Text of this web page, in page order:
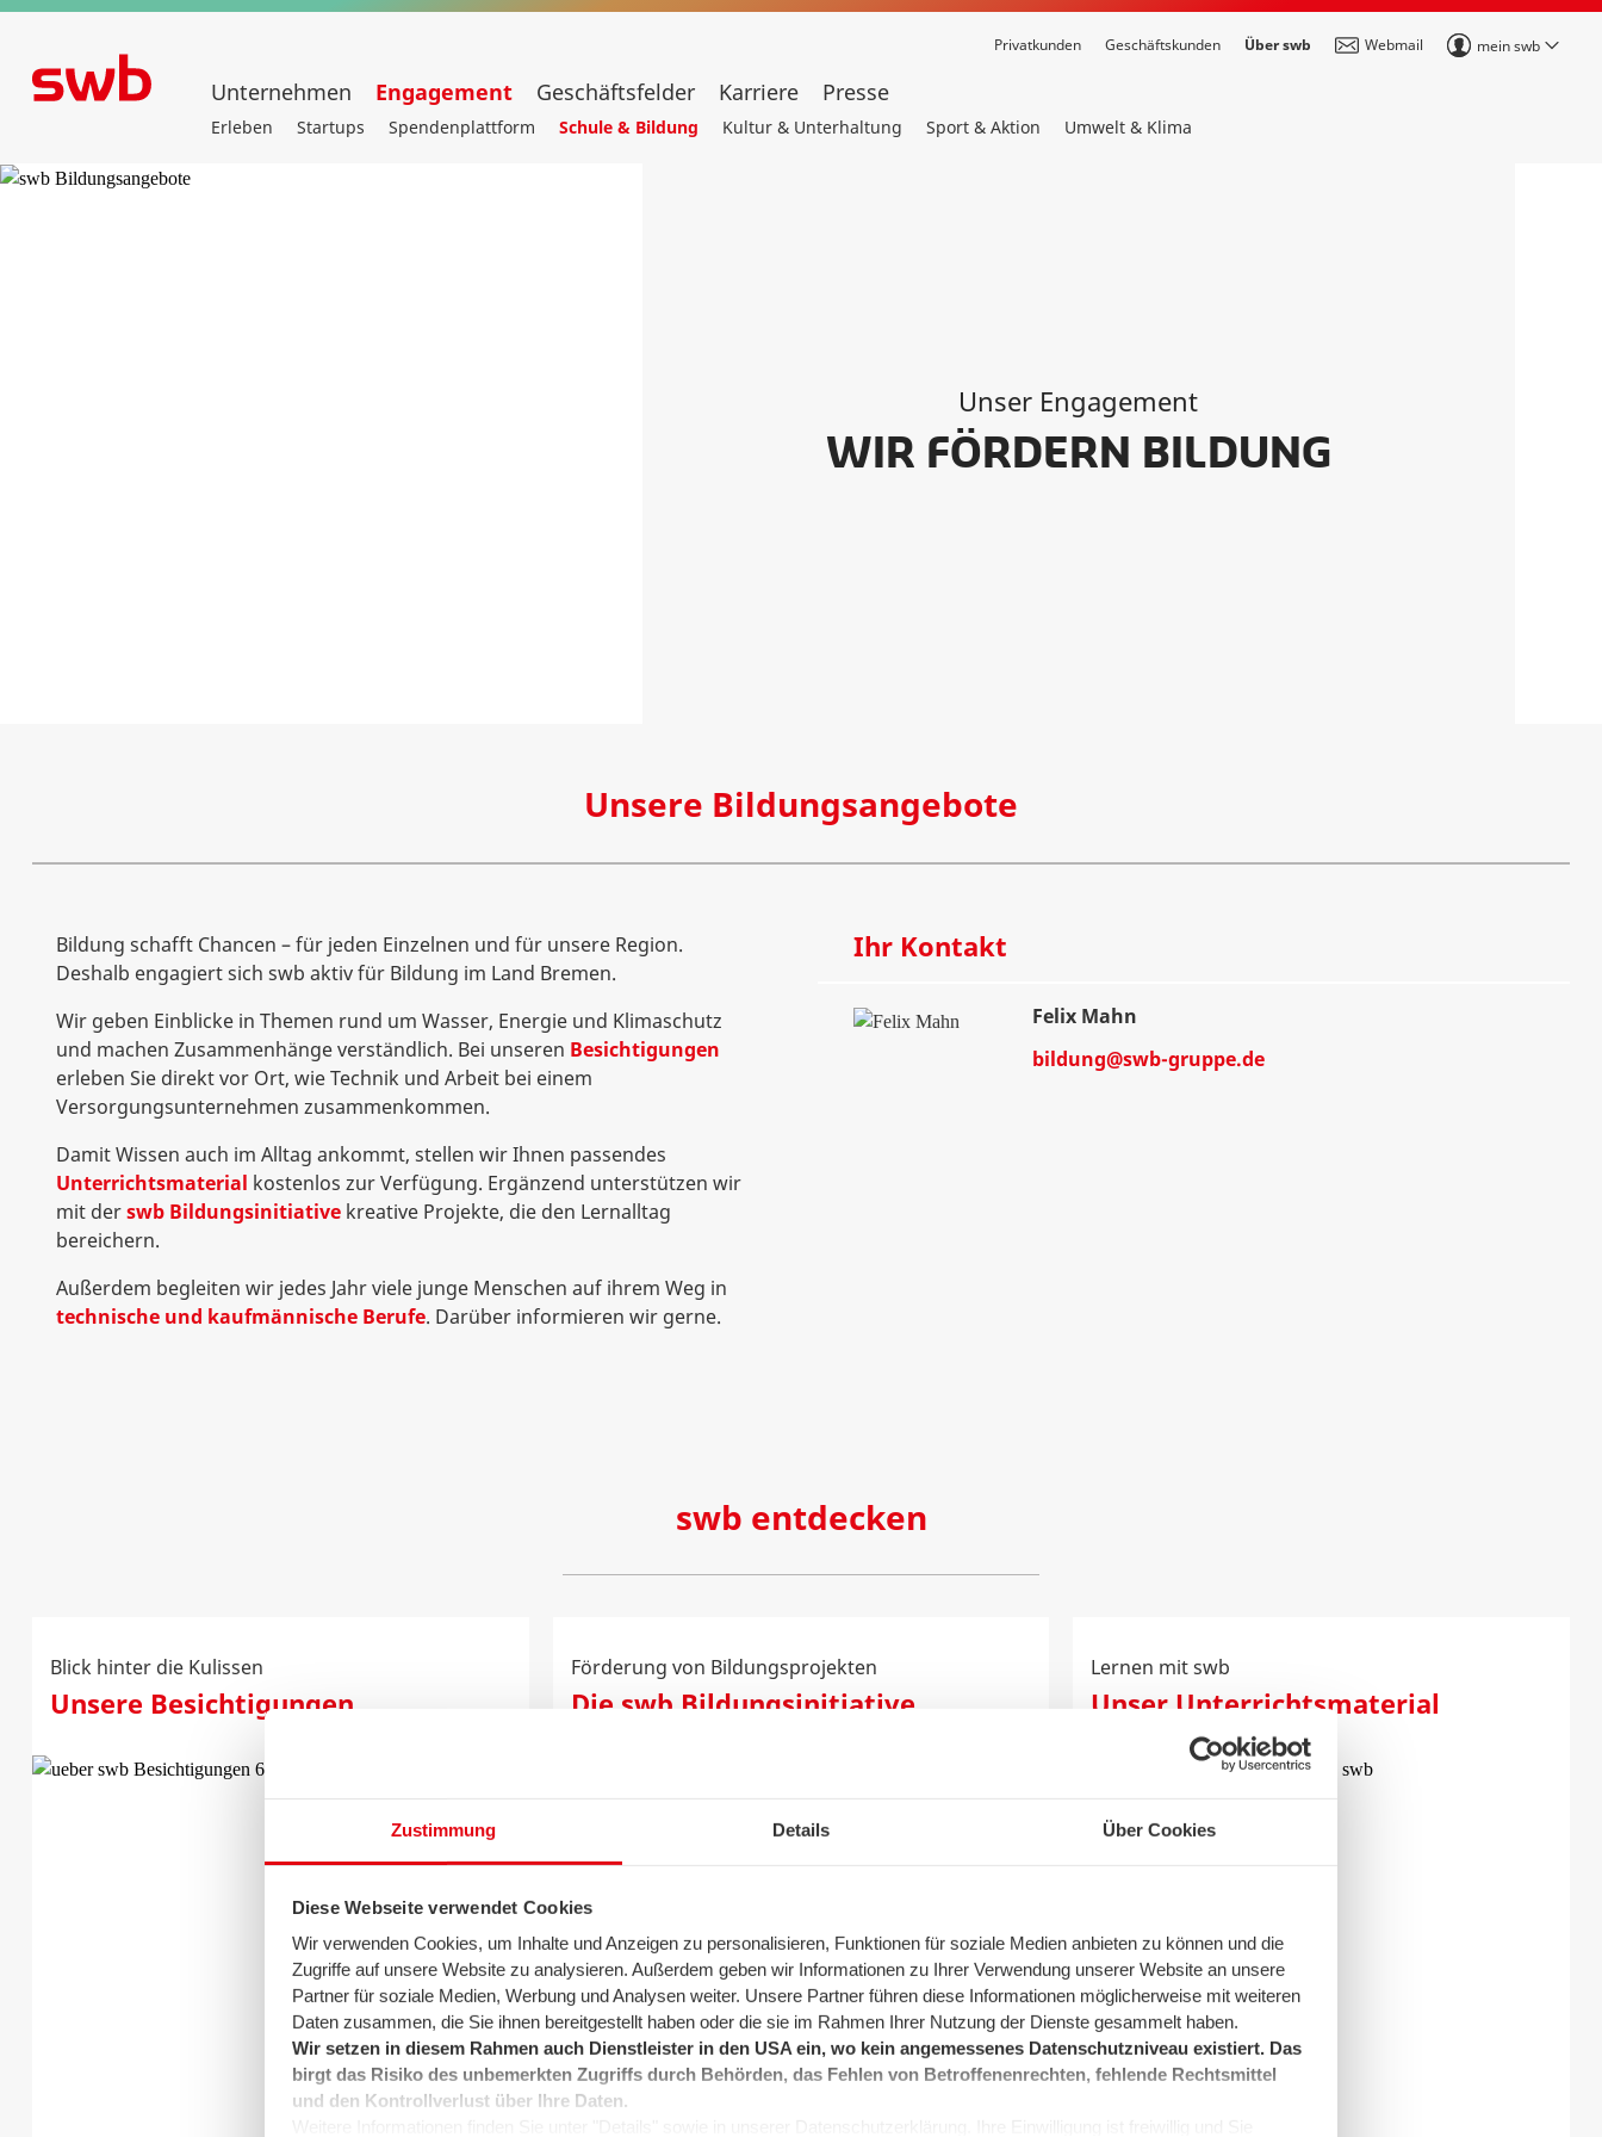
Zustimmung Details Über Cookies
Diese Webseite verwendet Cookies
Wir verwenden Cookies, um Inhalte und Anzeigen zu personalisieren, Funktionen für soziale Medien anbieten zu können und die
Zugriffe auf unsere Website zu analysieren. Außerdem geben wir Informationen zu Ihrer Verwendung unserer Website an unsere
Partner für soziale Medien, Werbung und Analysen weiter. Unsere Partner führen diese Informationen möglicherweise mit weiteren
Daten zusammen, die Sie ihnen bereitgestellt haben oder die sie im Rahmen Ihrer Nutzung der Dienste gesammelt haben.
Wir setzen in diesem Rahmen auch Dienstleister in den USA ein, wo kein angemessenes Datenschutzniveau existiert. Das
birgt das Risiko des unbemerkten Zugriffs durch Behörden, das Fehlen von Betroffenenrechten, fehlende Rechtsmittel
und den Kontrollverlust über Ihre Daten.
Privatkunden Geschäftskunden Über swb Webmail mein swb
Unternehmen Engagement Geschäftsfelder Karriere Presse
Erleben Startups Spendenplattform Schule & Bildung Kultur & Unterhaltung Sport & Aktion Umwelt & Klima
Unser Engagement
WIR FÖRDERN BILDUNG
Unsere Bildungsangebote
Bildung schafft Chancen – für jeden Einzelnen und für unsere Region.
Deshalb engagiert sich swb aktiv für Bildung im Land Bremen.
Wir geben Einblicke in Themen rund um Wasser, Energie und Klimaschutz
und machen Zusammenhänge verständlich. Bei unseren Besichtigungen
erleben Sie direkt vor Ort, wie Technik und Arbeit bei einem
Versorgungsunternehmen zusammenkommen.
Damit Wissen auch im Alltag ankommt, stellen wir Ihnen passendes
Unterrichtsmaterial kostenlos zur Verfügung. Ergänzend unterstützen wir
mit derswb Bildungsinitiative kreative Projekte, die den Lernalltag
bereichern.
Außerdem begleiten wir jedes Jahr viele junge Menschen auf ihrem Weg in
technische und kaufmännische Berufe. Darüber informieren wir gerne.
Ihr Kontakt
Felix Mahn
bildung@swb-gruppe.de
swb entdecken
Blick hinter die Kulissen
Unsere Besichtigungen
Förderung von Bildungsprojekten
Die swb Bildungsinitiative
Lernen mit swb
Unser Unterrichtsmaterial